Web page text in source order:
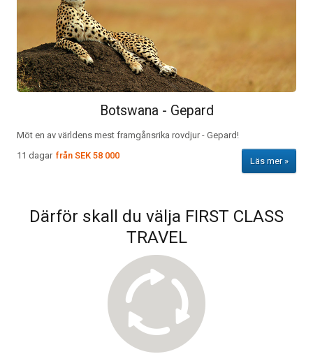
Botswana - Gepard
Möt en av världens mest framgånsrika rovdjur - Gepard!
11 dagar från SEK 58 000
Läs mer
Därför skall du välja FIRST CLASS
TRAVEL